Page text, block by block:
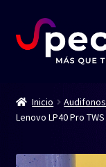
a
al
contenido
Servicios
Productos
Inicio Audifonos
Lenovo LP40 Pro TWS